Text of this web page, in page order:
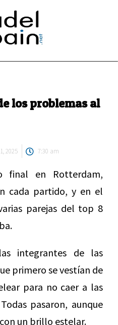
los problemas al
2025 7:30 am
final en Rotterdam,
cada partido, y en el
parejas del top 8
integrantes de las
primero se vestían de
para no caer a las
pasaron, aunque
un brillo estelar.